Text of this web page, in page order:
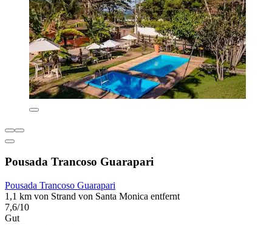
Pousada Trancoso Guarapari
Pousada Trancoso Guarapari
1,1 km von Strand von Santa Monica entfernt
7,6/10
Gut